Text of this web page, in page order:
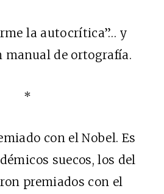
la autocrítica”… y
manual de ortografía.
*
con el Nobel. Es
suecos, los del
premiados con el